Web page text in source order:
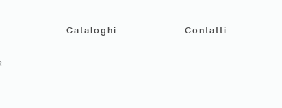
Cataloghi Contatti